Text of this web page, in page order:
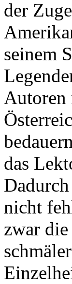
der
seinem
Autoren
das
nicht
zwar